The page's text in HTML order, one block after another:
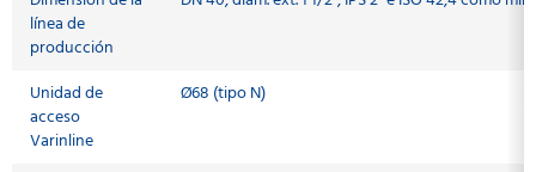
línea de
producción
Unidad de
acceso
Varinline
Ø68 (tipo N)